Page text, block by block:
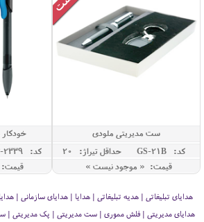
ست مدیریتی ملودی
کد: GS-21B
حداقل تيراژ: 20
قیمت: « موجود نیست »
کد: RBP-2339
هدایای تبلیغاتی | هدیه تبلیغاتی | هدایا | هدایای سازمانی |
هدایای مدیریتی | فلش مموری | ست مدیریتی | پک مدیریتی |